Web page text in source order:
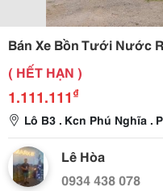
Bán Xe Bồn Tưới Nước
( HẾT HẠN )
1.111.111 ₫
Lô B3 . Kcn Phú Nghĩa .
Lê Hòa
0934 438 078